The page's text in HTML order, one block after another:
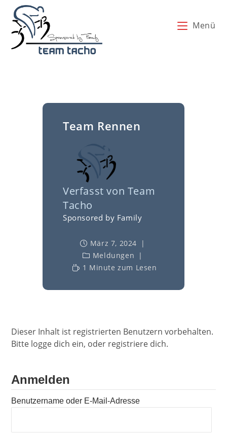
Inhalt
springen
Menü
Team Rennen
Verfasst von Team
Tacho
Sponsored by Family
März 7, 2024
Meldungen
1 Minute zum Lesen
Dieser Inhalt ist registrierten Benutzern vorbehalten.
Bitte logge dich ein, oder registriere dich.
Anmelden
Benutzername oder E-Mail-Adresse